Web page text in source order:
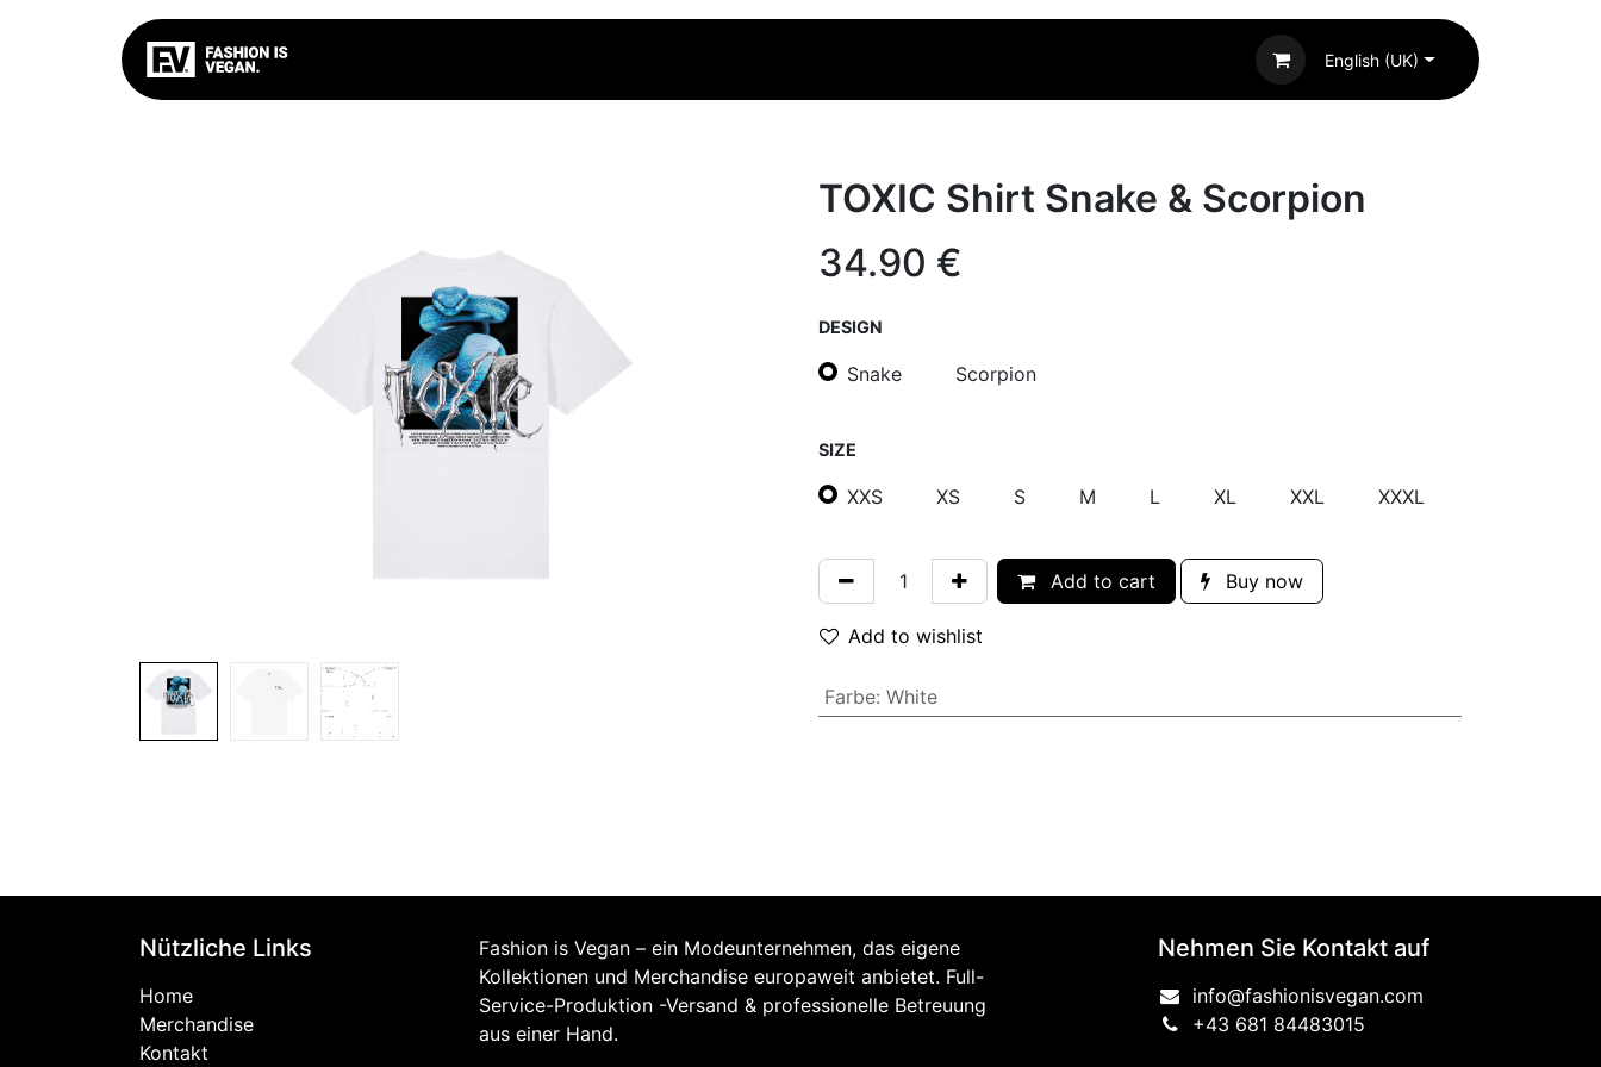
English (UK)
TOXIC Shirt Snake & Scorpion
34.90 €
DESIGN
Snake Scorpion
SIZE
XXS XS S M L XL XXL XXXL
Add to cart Buy now
Add to wishlist
Farbe: White
Nützliche Links
Home
Merchandise
Kontakt
Fashion is Vegan – ein Modeunternehmen, das eigene
Kollektionen und Merchandise europaweit anbietet. Full-
Service-Produktion -Versand & professionelle Betreuung
aus einer Hand.
Nehmen Sie Kontakt auf
info@fashionisvegan.com
+43 681 84483015